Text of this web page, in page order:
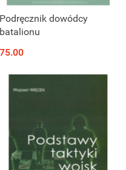
Podręcznik dowódcy
batalionu
75.00